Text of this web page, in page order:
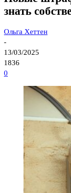
знать
Ольга Хеттен
-
13/03/2025
1836
0